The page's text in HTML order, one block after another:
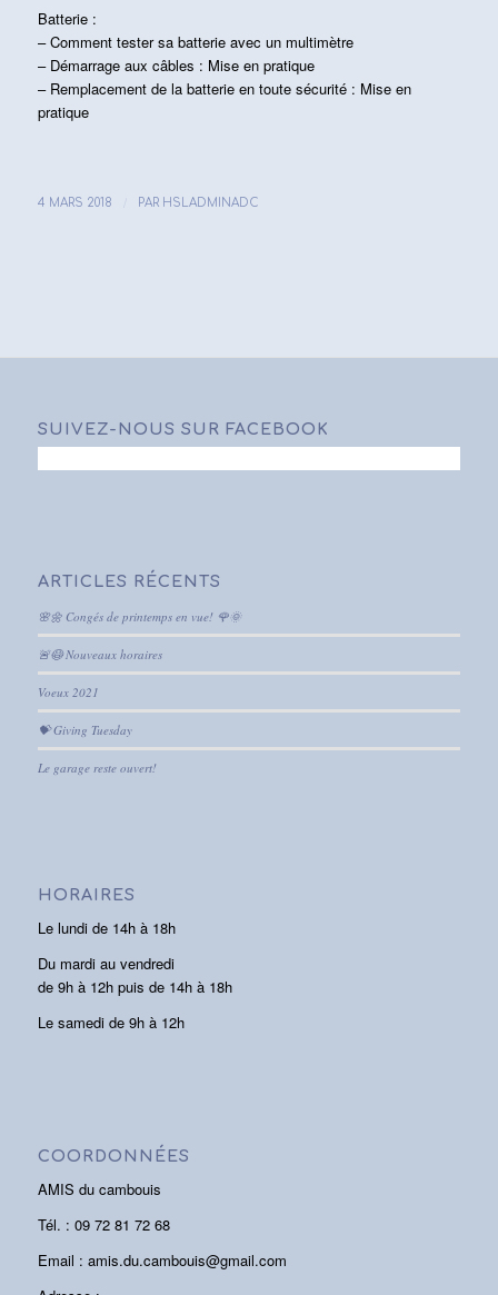
Batterie :
– Comment tester sa batterie avec un multimètre
– Démarrage aux câbles : Mise en pratique
– Remplacement de la batterie en toute sécurité : Mise en
pratique
4 MARS 2018 PAR HSLADMINADC
SUIVEZ-NOUS SUR FACEBOOK
ARTICLES RÉCENTS
🌸🌼 Congés de printemps en vue! 🌹🌞
🚨😷 Nouveaux horaires
Voeux 2021
💝 Giving Tuesday
Le garage reste ouvert!
HORAIRES
Le lundi de 14h à 18h
Du mardi au vendredi
de 9h à 12h puis de 14h à 18h
Le samedi de 9h à 12h
COORDONNÉES
AMIS du cambouis
Tél. : 09 72 81 72 68
Email : amis.du.cambouis@gmail.com